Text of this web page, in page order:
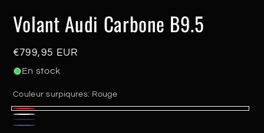
Volant Audi Carbone B9.5
Prix
habituel
€799,95 EUR
En stock
Couleur surpiqures: Rouge
Rouge
Blanc
Noir